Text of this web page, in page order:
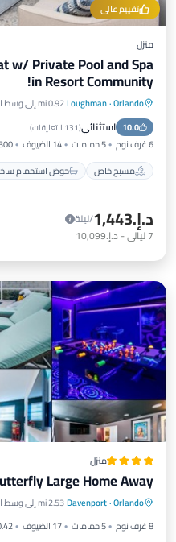
تقييم عالي
منزل
w/ Private Pool and Spa
in Resort Community!
Orlando
·
Loughman0.92 mi إلى وسط المدينة
10.0 استثنائي(131 التعليقات )
6 غرف نوم 5 حمامات 14 الضيوف
ft²
مسبح خاص
حوض استحمام
مسبح خاص
حوض
موقف سيارات
د.إ.‏1,443
/ليلة
7ليالي- د.إ.‏10,099
منزل
Large Home Away
Orlando
·
Davenport2.53 mi إلى وسط المدينة
8 غرف نوم
5 حمامات 17 الضيوف
ft²
حوض استحمام ساخن
مسبح
شرفة /